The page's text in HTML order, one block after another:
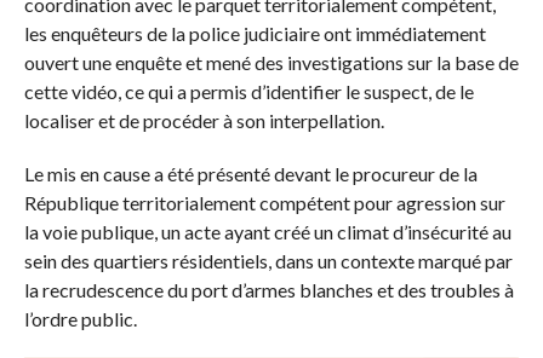
les enquêteurs de la police judiciaire ont immédiatement
ouvert une enquête et mené des investigations sur la base de
cette vidéo, ce qui a permis d’identifier le suspect, de le
localiser et de procéder à son interpellation.
Le mis en cause a été présenté devant le procureur de la
République territorialement compétent pour agression sur
la voie publique, un acte ayant créé un climat d’insécurité au
sein des quartiers résidentiels, dans un contexte marqué par
la recrudescence du port d’armes blanches et des troubles à
l’ordre public.